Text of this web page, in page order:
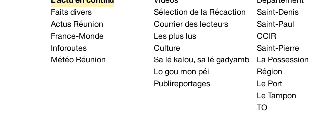
Faits divers
Actus Réunion
France-Monde
Inforoutes
Météo Réunion
Sélection de la Rédaction
Courrier des lecteurs
Les plus lus
Culture
Sa lé kalou, sa lé gadyamb
Lo gou mon péi
Publireportages
Saint-Denis
Saint-Paul
CCIR
Saint-Pierre
La Possession
Région
Le Port
Le Tampon
TO